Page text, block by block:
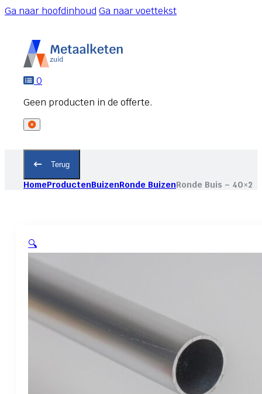
Ga naar hoofdinhoudGa naar voettekst
0
Terug
HomeProductenBuizenRonde BuizenRonde Buis – 40×2
🔍